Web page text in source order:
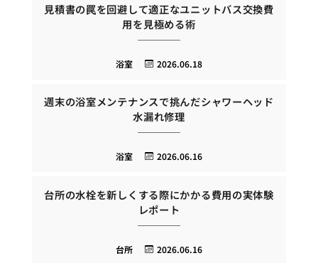
見積書の罠を回避して適正なユニットバス交換費
用を見極める術
2026.06.18
浴室
週末の浴室メンテナンスで挑んだシャワーヘッド
水漏れ修理
2026.06.16
浴室
台所の水栓を新しくする際にかかる費用の実体験
レポート
2026.06.16
台所